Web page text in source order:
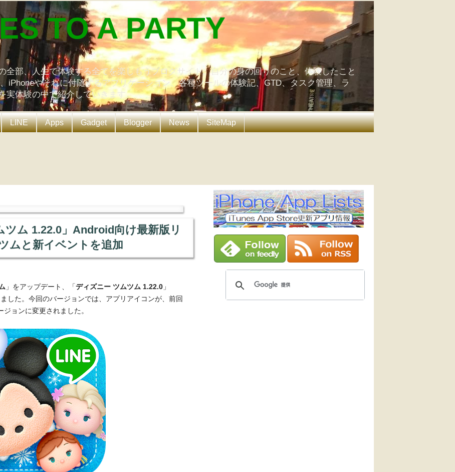
TO A PARTY
部、人生で体験する全てを楽しもうブログサイト。自分の身の回りのこと、体験したこと
iPhoneやそれに付随するアプリケーション、各種ツールの体験記、GTD、タスク管理、ラ
実体験の中で紹介していきます。
LINE Apps Gadget Blogger News SiteMap
ム 1.22.0」Android向け最新版リ
ムと新イベントを追加
」をアップデート、「ディズニー ツムツム 1.22.0 」
した。今回のバージョンでは、アプリアイコンが、前回
ョンに変更されました。